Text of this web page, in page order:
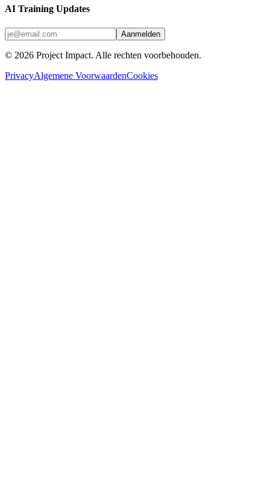
AI Training Updates
Aanmelden
© 2026 Project Impact. Alle rechten voorbehouden.
PrivacyAlgemene VoorwaardenCookies